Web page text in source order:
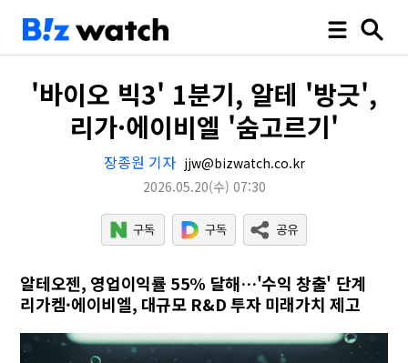
'바이오 빅3' 1분기, 알테 '방긋',
리가·에이비엘 '숨고르기'
장종원 기자 jjw@bizwatch.co.kr
2026.05.20(수) 07:30
알테오젠, 영업이익률 55% 달해…'수익 창출' 단계
리가켐·에이비엘, 대규모 R&D 투자 미래가치 제고